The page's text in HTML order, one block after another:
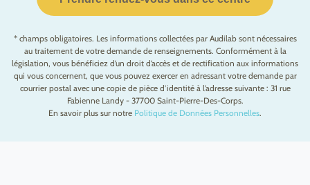
* champs obligatoires. Les informations collectées par Audilab sont nécessaires
au traitement de votre demande de renseignements. Conformément à la
législation, vous bénéficiez d’un droit d’accès et de rectification aux informations
qui vous concernent, que vous pouvez exercer en adressant votre demande par
courrier postal avec une copie de pièce d’identité à l’adresse suivante : 31 rue
Fabienne Landy - 37700 Saint-Pierre-Des-Corps.
En savoir plus sur notre Politique de Données Personnelles.